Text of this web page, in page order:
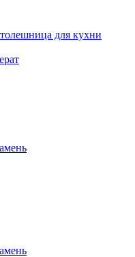
для кухни